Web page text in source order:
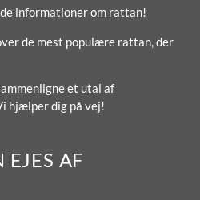
informationer om rattan!
de mest populære rattan, der
et utal af
hjælper dig på vej!
EJES AF